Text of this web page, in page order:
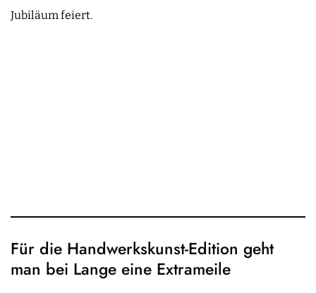
Jubiläum feiert.
Für die Handwerkskunst-Edition geht
man bei Lange eine Extrameile